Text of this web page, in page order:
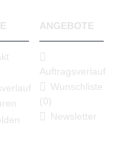
ANGEBOTE
Auftragsverlauf
Wunschliste
(0)
Newsletter